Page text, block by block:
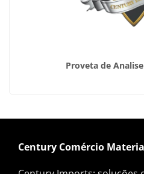
Proveta de
Century Comércio